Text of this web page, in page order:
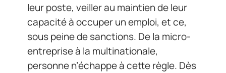
leur poste, veiller au maintien de leur
capacité à occuper un emploi, et ce,
sous peine de sanctions. De la micro-
entreprise à la multinationale,
personne n’échappe à cette règle. Dès